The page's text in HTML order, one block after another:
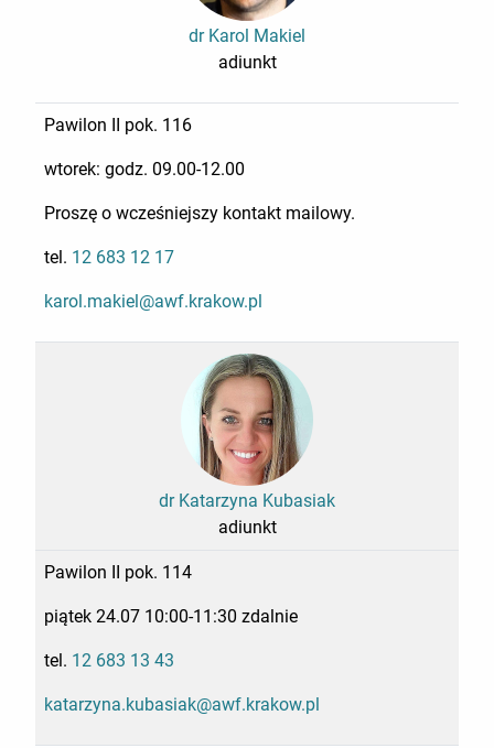
dr Karol Makiel
adiunkt
Pawilon II pok. 116
wtorek: godz. 09.00-12.00
Proszę o wcześniejszy kontakt mailowy.
tel. 12 683 12 17
karol.makiel@awf.krakow.pl
dr Katarzyna Kubasiak
adiunkt
Pawilon II pok. 114
piątek 24.07 10:00-11:30 zdalnie
tel. 12 683 13 43
katarzyna.kubasiak@awf.krakow.pl